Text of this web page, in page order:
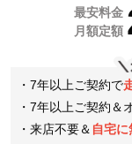
最安料金
月額定額
・7年以上ご契約で
・7年以上ご契約＆
・来店不要＆ 自宅